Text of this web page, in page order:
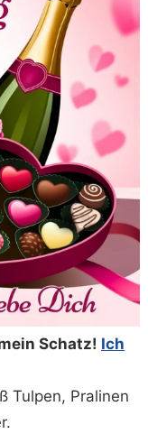
Schatz! Ich
Tulpen, Pralinen